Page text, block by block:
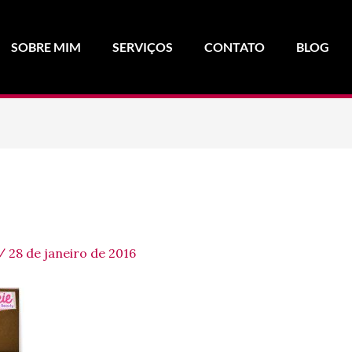
SOBRE MIM SERVIÇOS CONTATO BLOG
/ 28 de janeiro de 2016